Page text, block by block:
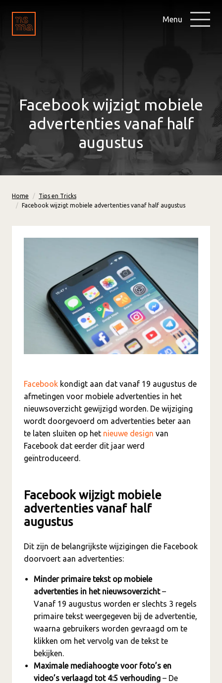
Menu
Facebook wijzigt mobiele
advertenties vanaf half
augustus
Home
Tips en Tricks
Facebook wijzigt mobiele advertenties vanaf half augustus
Facebook kondigt aan dat vanaf 19 augustus de
afmetingen voor mobiele advertenties in het
nieuwsoverzicht gewijzigd worden. De wijziging
wordt doorgevoerd om advertenties beter aan
te laten sluiten op het nieuwe design van
Facebook dat eerder dit jaar werd
geïntroduceerd.
Facebook wijzigt mobiele
advertenties vanaf half
augustus
Dit zijn de belangrijkste wijzigingen die Facebook
doorvoert aan advertenties:
Minder primaire tekst op mobiele
advertenties in het nieuwsoverzicht –
Vanaf 19 augustus worden er slechts 3 regels
primaire tekst weergegeven bij de advertentie,
waarna gebruikers worden gevraagd om te
klikken om het vervolg van de tekst te
bekijken.
Maximale mediahoogte voor foto’s en
video’s verlaagd tot 4:5 verhouding – De